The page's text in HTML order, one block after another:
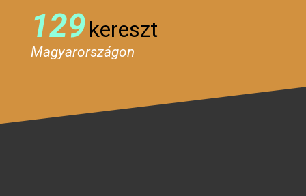
129kereszt
Magyarországon